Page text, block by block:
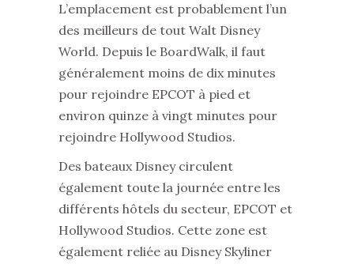
L’emplacement est probablement l’un
des meilleurs de tout Walt Disney
World. Depuis le BoardWalk, il faut
généralement moins de dix minutes
pour rejoindre EPCOT à pied et
environ quinze à vingt minutes pour
rejoindre Hollywood Studios.
Des bateaux Disney circulent
également toute la journée entre les
différents hôtels du secteur, EPCOT et
Hollywood Studios. Cette zone est
également reliée au Disney Skyliner